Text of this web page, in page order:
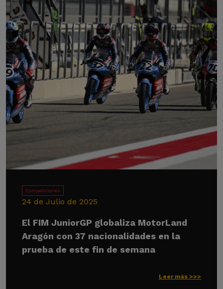
Competiciones
24 de Julio de 2025
El FIM JuniorGP globaliza MotorLand
Aragón con 37 nacionalidades en la
prueba de este fin de semana
Leer más >>>